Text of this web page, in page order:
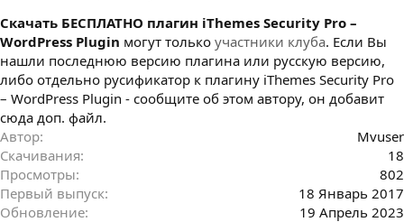
Cкачать БЕСПЛАТНО плагин iThemes Security Pro –
WordPress Plugin могут только участники клуба. Если Вы
нашли последнюю версию плагина или русскую версию,
либо отдельно русификатор к плагину iThemes Security Pro
– WordPress Plugin - сообщите об этом автору, он добавит
сюда доп. файл.
Автор
Mvuser
Скачивания
18
Просмотры
802
Первый выпуск
18 Январь 2017
Обновление
19 Апрель 2023